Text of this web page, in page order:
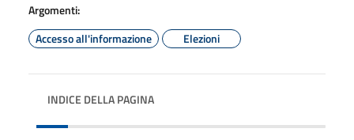
Argomenti:
Accesso all'informazione
Elezioni
INDICE DELLA PAGINA